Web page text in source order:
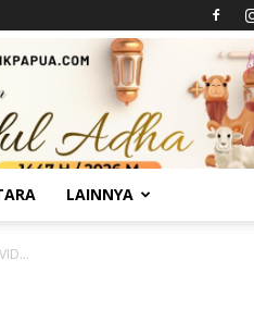
LAINNYA